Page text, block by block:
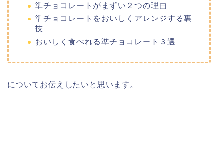
準チョコレートがまずい２つの理由
準チョコレートをおいしくアレンジする裏
技
おいしく食べれる準チョコレート３選
についてお伝えしたいと思います。